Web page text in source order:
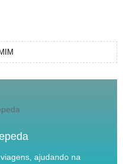
ajudando na